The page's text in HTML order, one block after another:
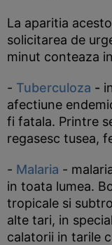
La aparitia
solicitarea de
minut conteaza
- Tuberculoza -
afectiune
fi fatala. Printre
regasesc tusea,
- Malaria -
in toata lumea.
tropicale si
alte tari, in
calatorii in tarile